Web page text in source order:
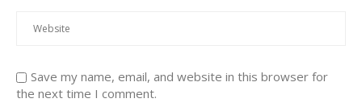
Save my name, email, and website in this browser for
the next time I comment.